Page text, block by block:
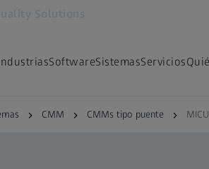
SoftwareSistemasServicios
CMM CMMs tipo puente